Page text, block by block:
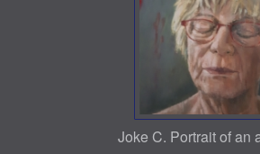
Joke C. Portrait of an